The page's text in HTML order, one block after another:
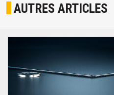
AUTRES ARTICLES